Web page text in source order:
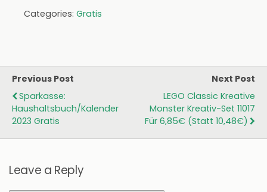
Categories: Gratis
Previous Post
Sparkasse:
Haushaltsbuch/Kalender
2023 Gratis
Next Post
LEGO Classic Kreative
Monster Kreativ-Set 11017
Für 6,85€ (statt 10,48€)
Leave a Reply